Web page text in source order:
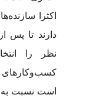
اکثرا
دارند تا پس
نظر را
کسب‌وکار‌های
است نسبت